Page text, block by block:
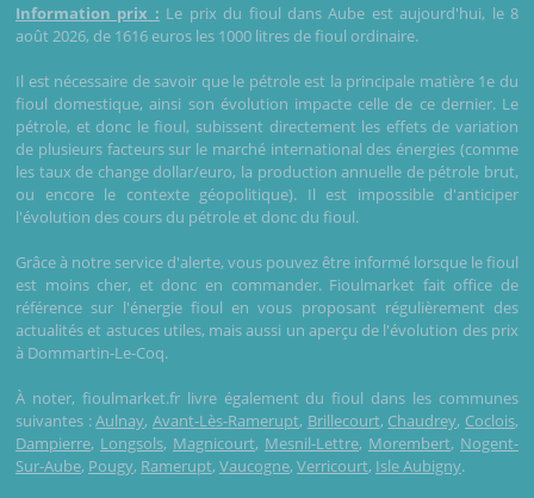
Information prix : Le prix du fioul dans Aube est aujourd'hui, le 8
août 2026, de 1616 euros les 1000 litres de fioul ordinaire.
Il est nécessaire de savoir que le pétrole est la principale matière 1e du
fioul domestique, ainsi son évolution impacte celle de ce dernier. Le
pétrole, et donc le fioul, subissent directement les effets de variation
de plusieurs facteurs sur le marché international des énergies (comme
les taux de change dollar/euro, la production annuelle de pétrole brut,
ou encore le contexte géopolitique). Il est impossible d'anticiper
l'évolution des cours du pétrole et donc du fioul.
Grâce à notre service d'alerte, vous pouvez être informé lorsque le fioul
est moins cher, et donc en commander. Fioulmarket fait office de
référence sur l'énergie fioul en vous proposant régulièrement des
actualités et astuces utiles, mais aussi un aperçu de l'évolution des prix
à Dommartin-Le-Coq.
À noter, fioulmarket.fr livre également du fioul dans les communes
suivantes :Aulnay,Avant-Lès-Ramerupt, Brillecourt, Chaudrey, Coclois,
Dampierre, Longsols, Magnicourt, Mesnil-Lettre, Morembert, Nogent-
Sur-Aube, Pougy, Ramerupt, Vaucogne, Verricourt, Isle Aubigny.